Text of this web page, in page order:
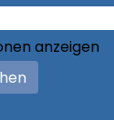
anzeigen